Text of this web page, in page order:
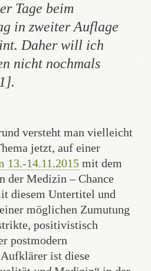
Tage beim
in zweiter Auflage
Daher will ich
nicht nochmals
versteht man vielleicht
jetzt, auf einer
13.-14.11.2015 mit dem
der Medizin – Chance
diesem Untertitel und
möglichen Zumutung
positivistisch
postmodern
ist diese